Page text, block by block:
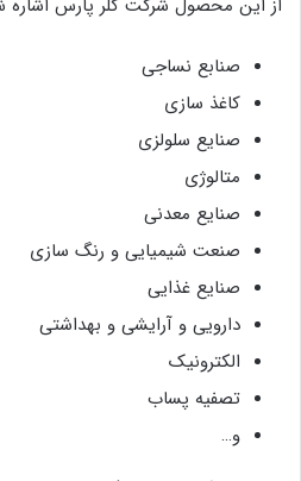
از این محصول شرکت کلر پارس
صنابع نساجی
کاغذ سازی
صنایع سلولزی
متالوژی
صنایع معدنی
صنعت شیمیایی و رنگ سازی
صنایع غذایی
دارویی و آرایشی و بهداشتی
الکترونیک
تصفیه پساب
و…